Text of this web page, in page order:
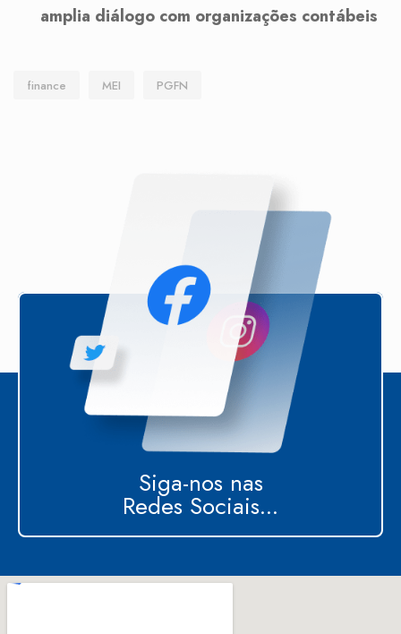
amplia diálogo com organizações contábeis
finance MEI PGFN
Siga-nos nas
Redes Sociais...